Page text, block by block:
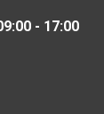
- 17:00